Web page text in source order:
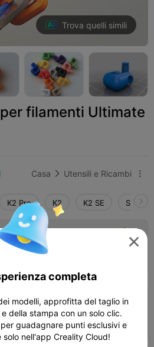
Trova quelli simili
filamenti Ultimate
Casa  Utensili e Ricambi 
K2 Pro K2 K2 SE
0,2 mm, 2 pareti, 15% di
 1 plates
 2.7
grande! Strato da 0,2 mm, 5
di riempimento
52m   222.43g

completa
modelli, approfitta del taglio in
della stampa con un solo clic.
guadagnare punti esclusivi e
nell'app Creality Cloud!